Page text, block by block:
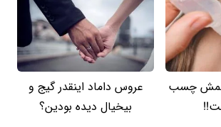
چسب
عروس داماد اینقدر گیج و
بیخیال دیده بودین؟